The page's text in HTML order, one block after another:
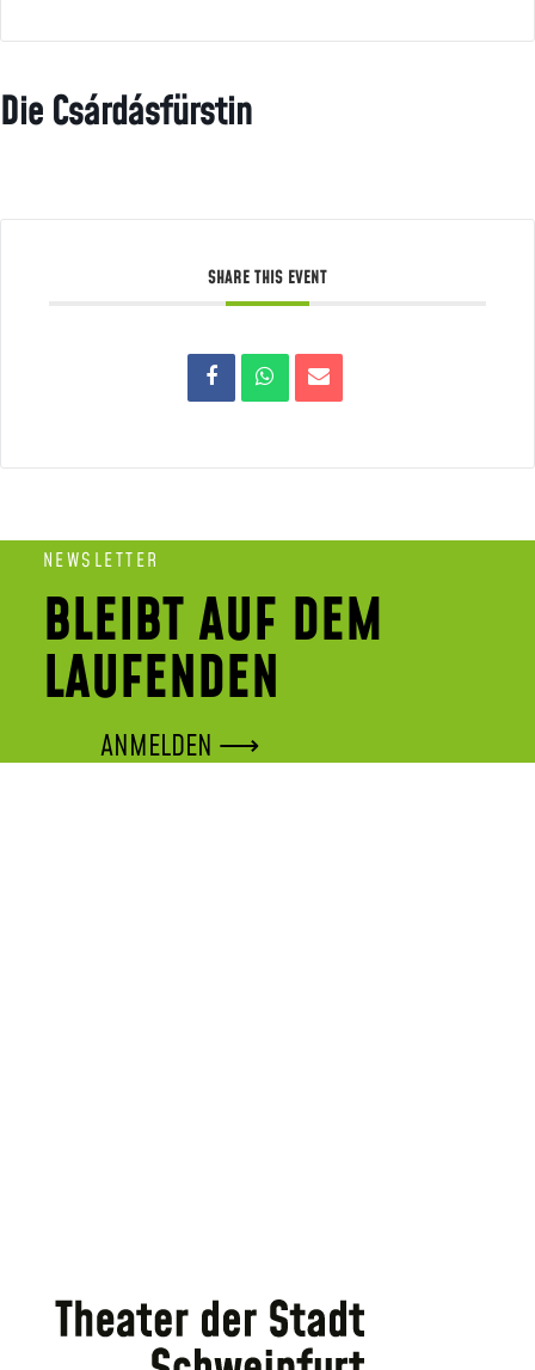
Die Csárdásfürstin
SHARE THIS EVENT
NEWSLETTER
BLEIBT AUF DEM
LAUFENDEN
ANMELDEN ⟶